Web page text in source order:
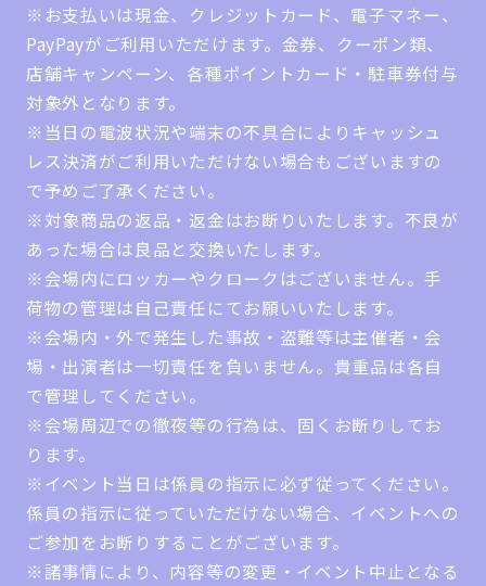
※お支払いは現金、クレジットカード、電子マネー、
PayPayがご利用いただけます。金券、クーポン類、
店舗キャンペーン、各種ポイントカード・駐車券付与
対象外となります。
※当日の電波状況や端末の不具合によりキャッシュ
レス決済がご利用いただけない場合もございますの
で予めご了承ください。
※対象商品の返品・返金はお断りいたします。不良が
あった場合は良品と交換いたします。
※会場内にロッカーやクロークはございません。手
荷物の管理は自己責任にてお願いいたします。
※会場内・外で発生した事故・盗難等は主催者・会
場・出演者は一切責任を負いません。貴重品は各自
で管理してください。
※会場周辺での徹夜等の行為は、固くお断りしてお
ります。
※イベント当日は係員の指示に必ず従ってください。
係員の指示に従っていただけない場合、イベントへの
ご参加をお断りすることがございます。
※諸事情により、内容等の変更・イベント中止となる